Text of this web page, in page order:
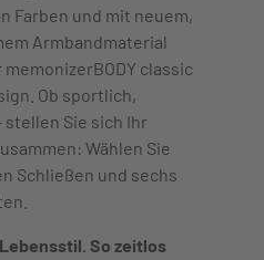
Farben und mit neuem,
Armbandmaterial
classic
Ob sportlich,
stellen Sie sich Ihr
Wählen Sie
Schließen und sechs
So zeitlos